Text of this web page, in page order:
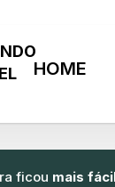
HOME
ficou mais